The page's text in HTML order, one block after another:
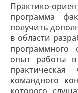
Практико-
программа
получить
в области
программного
опыт работы в
командного